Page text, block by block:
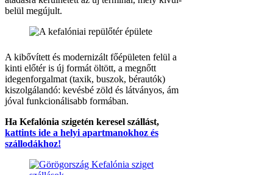
belül megújult.
A kibővített és modernizált főépületen felül a
kinti előtér is új formát öltött, a megnőtt
idegenforgalmat (taxik, buszok, bérautók)
kiszolgálandó: kevésbé zöld és látványos, ám
jóval funkcionálisabb formában.
Ha Kefalónia szigetén keresel szállást,
kattints ide a helyi apartmanokhoz és
szállodákhoz!